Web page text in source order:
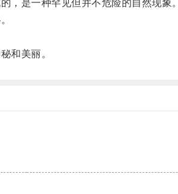
是一种罕见但并不危险的自然现象。
和美丽。